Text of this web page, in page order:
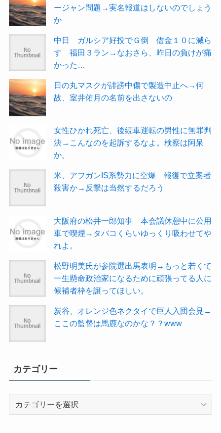
ージャン問題→実名報道はしないのでしょう
か
中日 ガルシア好投でＧ倒 借金１０に減ら
す 福田３ラン→なおさら、昨日の負けが痛
かった…
日の丸マスクが誹謗中傷で製造中止へ→何
故、室井佑月の名前を出さないの
女性ひかれ死亡、後続車運転の男性に無罪判
決→こんなのを起訴するなよ。検察は阿呆
か。
米、アフガンIS系勢力に空爆 報復で立案者
殺害か→反撃は当然するだろう
大阪府の松井一郎知事 本会議休憩中に公用
車で喫煙→タバコくらいゆっくり吸わせてや
れよ。
松野明美氏が参院選出馬表明→もっと若くて
一生懸命政治家になるために頑張ってる人に
候補者枠を譲ってほしい。
炭谷、オレンジ色ネクタイで巨人入団会見→
ここの監督は馬鹿なのかな？？www
カテゴリー